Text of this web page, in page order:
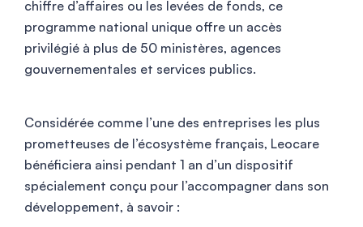
chiffre d’affaires ou les levées de fonds, ce
programme national unique offre un accès
privilégié à plus de 50 ministères, agences
gouvernementales et services publics.
Considérée comme l’une des entreprises les plus
prometteuses de l’écosystème français, Leocare
bénéficiera ainsi pendant 1 an d’un dispositif
spécialement conçu pour l’accompagner dans son
développement, à savoir :